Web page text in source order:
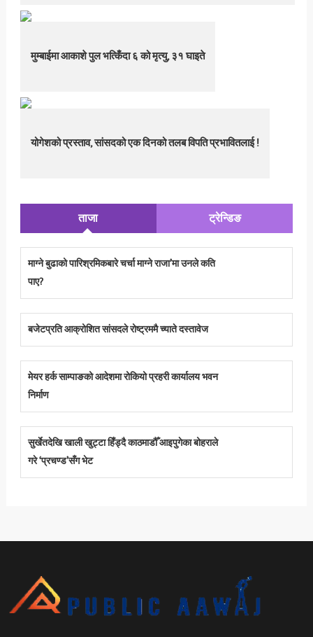
मुम्बाईमा आकाशे पुल भत्किँदा ६ को मृत्यु, ३१ घाइते
योगेशको प्रस्ताव, सांसदको एक दिनको तलब विपति प्रभावितलाई !
ताजा ट्रेन्डिङ
माग्ने बुढाको पारिश्रमिकबारे चर्चा माग्ने राजा’मा उनले कति
पाए?
बजेटप्रति आक्रोशित सांसदले रोष्ट्रममै च्याते दस्तावेज
मेयर हर्क साम्पाङको आदेशमा रोकियो प्रहरी कार्यालय भवन
निर्माण
सुर्खेतदेखि खाली खुट्टा हिँड्दै काठमाडौँ आइपुगेका बोहराले
गरे ‘प्रचण्ड’सँग भेट